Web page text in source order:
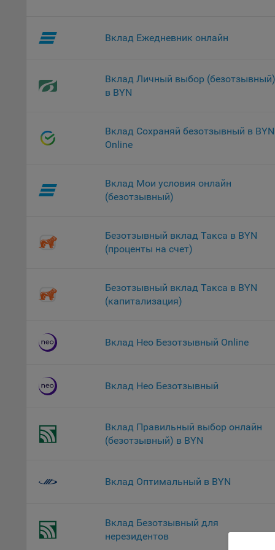
На
Вклад Ежедневник онлайн
Вклад Личный выбор (безотзывный)
в BYN
Вклад Сохраняй безотзывный в BYN
Online
Вклад Мои условия онлайн
(безотзывный)
Безотзывный вклад Такса в BYN
(проценты на счет)
Безотзывный вклад Такса в BYN
(капитализация)
Вклад Нео Безотзывный Online
Вклад Нео Безотзывный
Вклад Правильный выбор онлайн
(безотзывный) в BYN
Вклад Оптимальный в BYN
Вклад Безотзывный для
нерезидентов